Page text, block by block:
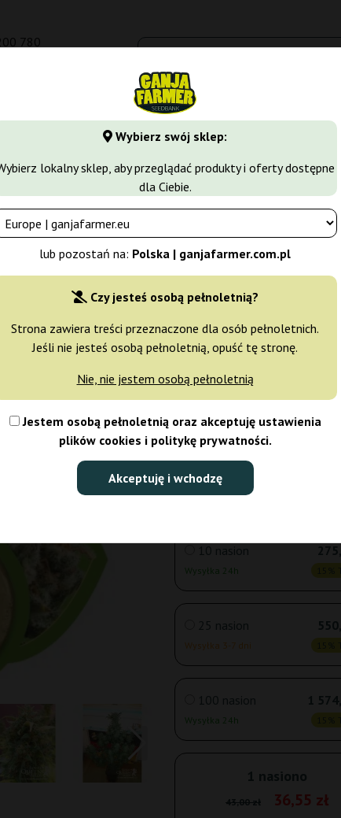
Wybierz swój sklep:
lokalny sklep, aby przeglądać produkty i oferty dostępne
dla Ciebie.
lub pozostań na: Polska | ganjafarmer.com.pl
Czy jesteś osobą pełnoletnią?
Strona zawiera treści przeznaczone dla osób pełnoletnich.
Jeśli nie jesteś osobą pełnoletnią, opuść tę stronę.
Nie, nie jestem osobą pełnoletnią
Jestem osobą pełnoletnią oraz akceptuję ustawienia
plików cookies i politykę prywatności.
Akceptuję i wchodzę
780
Odmiany marihuany
Amnesia Haze Automatic
Queen Seeds
Royal Queen Seeds
1 nasiono
Wysyłka 24h
3 nasiona
Wysyłka 24h 15%
5 nasion
Wysyłka 24h
10 nasion
Wysyłka 24h
25 nasion
Wysyłka 3-7 dni
100 nasion
Wysyłka 24h
1
1 nasiono
43,00 zł 36,55 zł